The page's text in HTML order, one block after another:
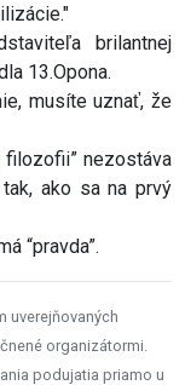
brilantnej
13.Opona.
musíte uznať, že
filozofii” nezostáva
ako sa na prvý
“pravda”.
uverejňovaných
organizátormi.
podujatia priamo u